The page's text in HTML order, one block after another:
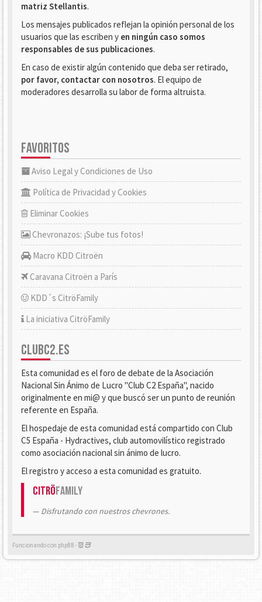
matriz Stellantis.
Los mensajes publicados reflejan la opinión personal de los
usuarios que las escriben y en ningún caso somos
responsables de sus publicaciones.
En caso de existir algún contenido que deba ser retirado,
por favor, contactar con nosotros. El equipo de
moderadores desarrolla su labor de forma altruista.
FAVORITOS
Aviso Legal y Condiciones de Uso
Política de Privacidad y Cookies
Eliminar Cookies
Chevronazos: ¡Sube tus fotos!
Macro KDD Citroën
Caravana Citroën a París
KDD´s CitröFamily
La iniciativa CitröFamily
CLUBC2.ES
Esta comunidad es el foro de debate de la Asociación
Nacional Sin Ánimo de Lucro "Club C2 España", nacido
originalmente en mi@ y que buscó ser un punto de reunión
referente en España.
El hospedaje de esta comunidad está compartido con Club
C5 España - Hydractives, club automovilístico registrado
como asociación nacional sin ánimo de lucro.
El registro y acceso a esta comunidad es gratuito.
CitröFamily
Disfrutando con nuestros chevrones.
Funcionando con phpBB -